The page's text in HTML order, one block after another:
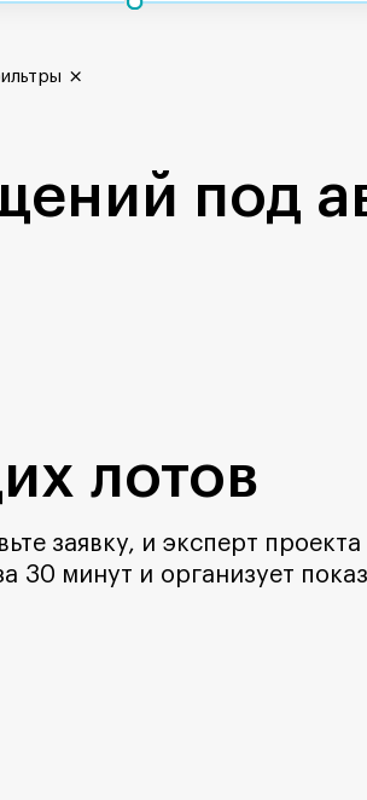
под
лотов
заявку, и эксперт проекта
30 минут и организует